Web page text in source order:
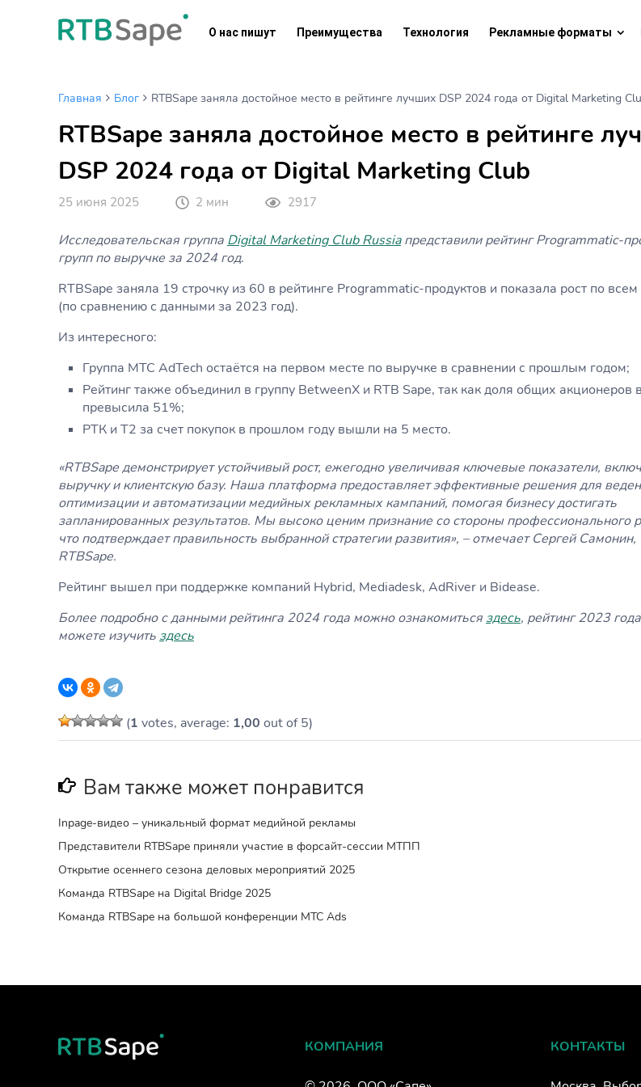
О нас пишут Преимущества Технология Рекламные форматы
Главная Блог RTBSape заняла достойное место в рейтинге лучших DSP 2024 года от Digital Marketing
RTBSape заняла достойное место в рейтинге
DSP 2024 года от Digital Marketing Club
25 июня 2025 2 мин 2917
Исследовательская группа Digital Marketing Club Russiaпредставили рейтинг Programmatic-
групп по выручке за 2024 год.
RTBSape заняла 19 строчку из 60 в рейтинге Programmatic-продуктов и показала рост по всем
(по сравнению с данными за 2023 год).
Из интересного:
Группа МТС AdTech остаётся на первом месте по выручке в сравнении с прошлым годом;
Рейтинг также объединил в группу BetweenX и RTB Sape, так как доля общих
превысила 51%;
РТК и T2 за счет покупок в прошлом году вышли на 5 место.
«RTBSape демонстрирует устойчивый рост, ежегодно увеличивая ключевые показатели,
выручку и клиентскую базу. Наша платформа предоставляет эффективные решения для
оптимизации и автоматизации медийных рекламных кампаний, помогая бизнесу достигать
запланированных результатов. Мы высоко ценим признание со стороны профессионального
что подтверждает правильность выбранной стратегии развития», – отмечает Сергей Самонин,
RTBSape.
Рейтинг вышел при поддержке компаний Hybrid, Mediadesk, AdRiver и Bidease.
Более подробно с данными рейтинга 2024 года можно ознакомиться здесь, рейтинг 2023
можете изучить здесь
(1 votes, average: 1,00 out of 5)
Вам также может понравится
Inpage-видео – уникальный формат медийной рекламы
Представители RTBSape приняли участие в форсайт-сессии МТПП
Открытие осеннего сезона деловых мероприятий 2025
Команда RTBSape на Digital Bridge 2025
Команда RTBSape на большой конференции МТС Ads
КОМПАНИЯ КОНТАКТЫ